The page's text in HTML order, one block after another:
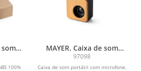
som
4h,
100%
MAYER. Caixa de som
portátil com autonomia de
4h (500 mAh), em bambu e
97098
Caixa de som portátil com microfone,